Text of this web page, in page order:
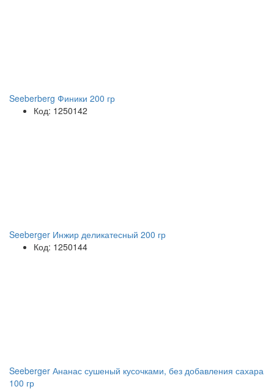
Seeberberg Финики 200 гр
Код: 1250142
Seeberger Инжир деликатесный 200 гр
Код: 1250144
Seeberger Ананас сушеный кусочками, без добавления сахара
100 гр